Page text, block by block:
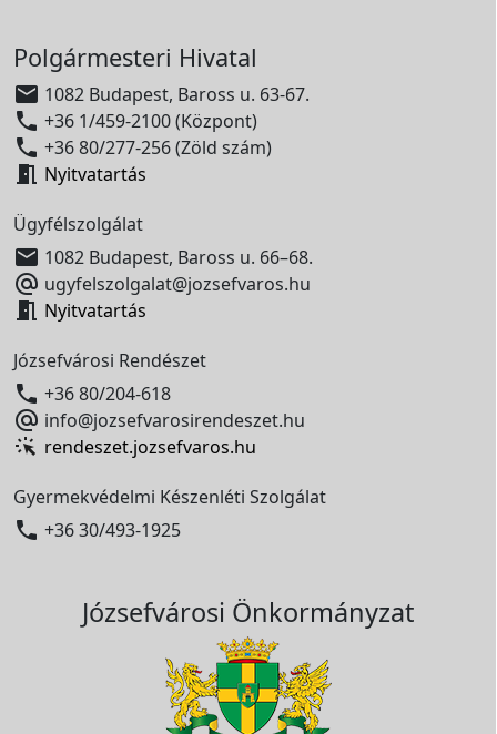
Polgármesteri Hivatal
 1082 Budapest, Baross u. 63-67.
 +36 1/459-2100 (Központ)
 +36 80/277-256 (Zöld szám)
 Nyitvatartás
Ügyfélszolgálat
 1082 Budapest, Baross u. 66–68.
 ugyfelszolgalat@jozsefvaros.hu
 Nyitvatartás
Józsefvárosi Rendészet
 +36 80/204-618
 info@jozsefvarosirendeszet.hu
rendeszet.jozsefvaros.hu
Gyermekvédelmi Készenléti Szolgálat
 +36 30/493-1925
Józsefvárosi Önkormányzat